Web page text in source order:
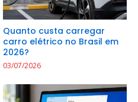
Quanto custa carregar
carro elétrico no Brasil em
2026?
03/07/2026